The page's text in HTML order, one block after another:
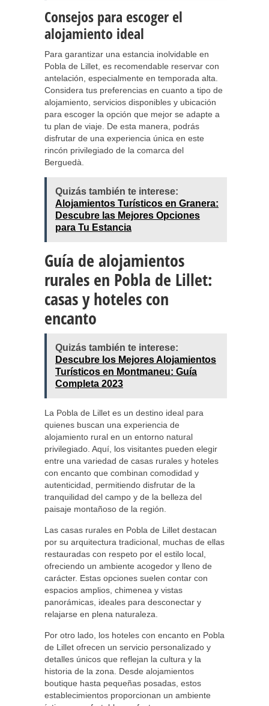
Consejos para escoger el
alojamiento ideal
Para garantizar una estancia inolvidable en
Pobla de Lillet, es recomendable reservar con
antelación, especialmente en temporada alta.
Considera tus preferencias en cuanto a tipo de
alojamiento, servicios disponibles y ubicación
para escoger la opción que mejor se adapte a
tu plan de viaje. De esta manera, podrás
disfrutar de una experiencia única en este
rincón privilegiado de la comarca del
Berguedà.
Quizás también te interese:
Alojamientos Turísticos en Granera:
Descubre las Mejores Opciones
para Tu Estancia
Guía de alojamientos
rurales en Pobla de Lillet:
casas y hoteles con
encanto
Quizás también te interese:
Descubre los Mejores Alojamientos
Turísticos en Montmaneu: Guía
Completa 2023
La Pobla de Lillet es un destino ideal para
quienes buscan una experiencia de
alojamiento rural en un entorno natural
privilegiado. Aquí, los visitantes pueden elegir
entre una variedad de casas rurales y hoteles
con encanto que combinan comodidad y
autenticidad, permitiendo disfrutar de la
tranquilidad del campo y de la belleza del
paisaje montañoso de la región.
Las casas rurales en Pobla de Lillet destacan
por su arquitectura tradicional, muchas de ellas
restauradas con respeto por el estilo local,
ofreciendo un ambiente acogedor y lleno de
carácter. Estas opciones suelen contar con
espacios amplios, chimenea y vistas
panorámicas, ideales para desconectar y
relajarse en plena naturaleza.
Por otro lado, los hoteles con encanto en Pobla
de Lillet ofrecen un servicio personalizado y
detalles únicos que reflejan la cultura y la
historia de la zona. Desde alojamientos
boutique hasta pequeñas posadas, estos
establecimientos proporcionan un ambiente